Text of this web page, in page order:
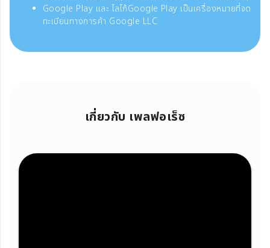
Google Play และ โลโก้Google Play เป็นเครื่องหมายที่จด
ทะเบียนทางการค้า Google LLC
เกี่ยวกับ เพลฟอเร็ซ